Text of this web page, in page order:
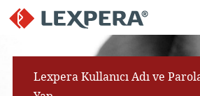
Lexpera Kullanıcı Adı ve